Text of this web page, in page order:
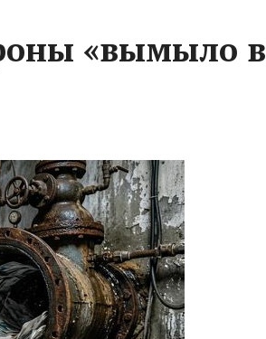
«вымыло в